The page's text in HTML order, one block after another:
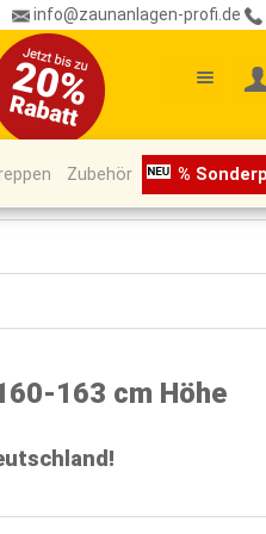
info@zaunanlagen-profi.de
Zubehör %
163 cm Höhe